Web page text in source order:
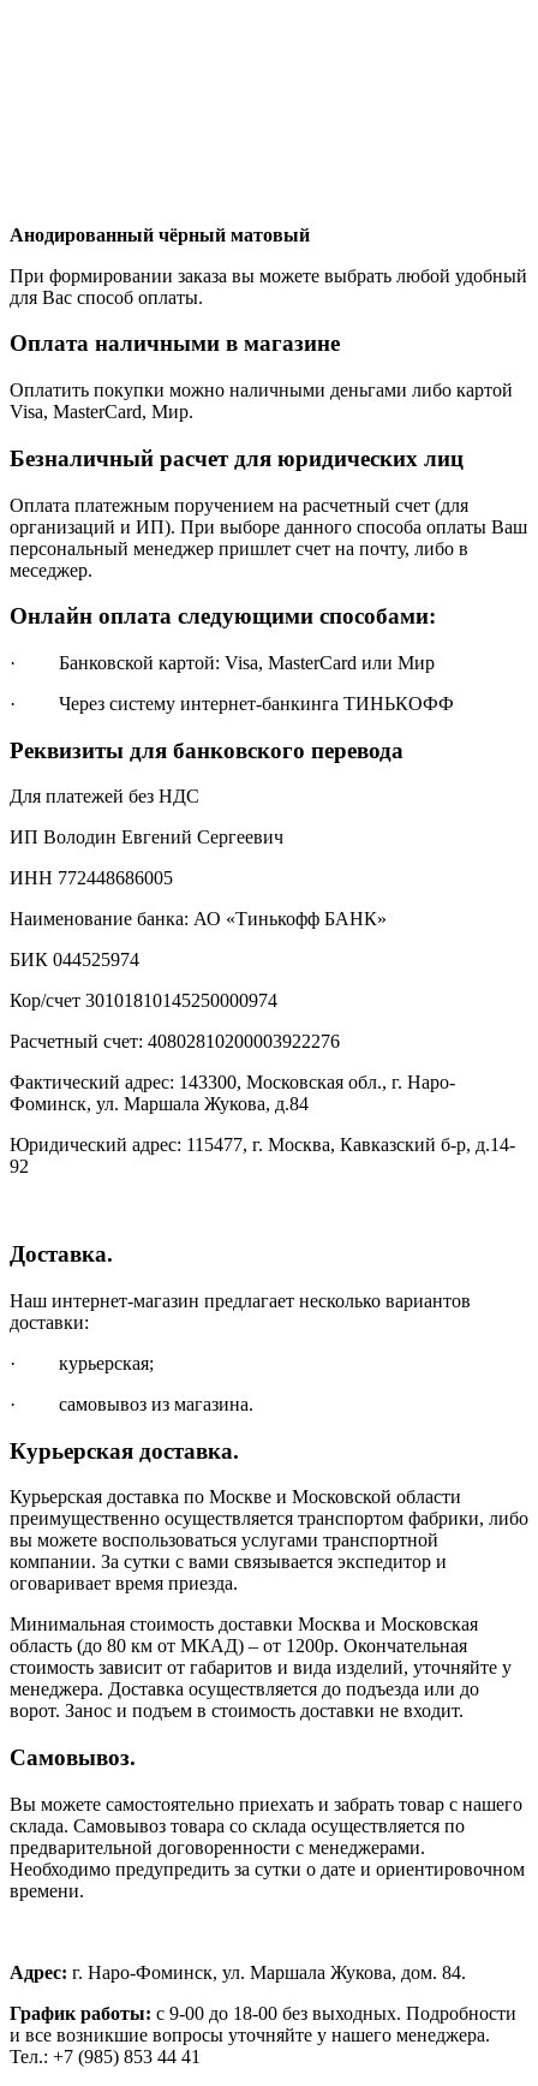
Анодированный чёрный матовый
При формировании заказа вы можете выбрать любой удобный
для Вас способ оплаты.
Оплата наличными в магазине
Оплатить покупки можно наличными деньгами либо картой
Visa, MasterCard, Мир.
Безналичный расчет для юридических лиц
Оплата платежным поручением на расчетный счет (для
организаций и ИП). При выборе данного способа оплаты Ваш
персональный менеджер пришлет счет на почту, либо в
меседжер.
Онлайн оплата следующими способами:
· Банковской картой: Visa, MasterCard или Мир
· Через систему интернет-банкинга ТИНЬКОФФ
Реквизиты для банковского перевода
Для платежей без НДС
ИП Володин Евгений Сергеевич
ИНН 772448686005
Наименование банка: АО «Тинькофф БАНК»
БИК 044525974
Кор/счет 30101810145250000974
Расчетный счет: 40802810200003922276
Фактический адрес: 143300, Московская обл., г. Наро-
Фоминск, ул. Маршала Жукова, д.84
Юридический адрес: 115477, г. Москва, Кавказский б-р, д.14-
92
Доставка.
Наш интернет-магазин предлагает несколько вариантов
доставки:
· курьерская;
· самовывоз из магазина.
Курьерская доставка.
Курьерская доставка по Москве и Московской области
преимущественно осуществляется транспортом фабрики, либо
вы можете воспользоваться услугами транспортной
компании. За сутки с вами связывается экспедитор и
оговаривает время приезда.
Минимальная стоимость доставки Москва и Московская
область (до 80 км от МКАД) – от 1200р. Окончательная
стоимость зависит от габаритов и вида изделий, уточняйте у
менеджера. Доставка осуществляется до подъезда или до
ворот. Занос и подъем в стоимость доставки не входит.
Самовывоз.
Вы можете самостоятельно приехать и забрать товар с нашего
склада. Самовывоз товара со склада осуществляется по
предварительной договоренности с менеджерами.
Необходимо предупредить за сутки о дате и ориентировочном
времени.
Адрес: г. Наро-Фоминск, ул. Маршала Жукова, дом. 84.
График работы: с 9-00 до 18-00 без выходных. Подробности
и все возникшие вопросы уточняйте у нашего менеджера.
Тел.: +7 (985) 853 44 41